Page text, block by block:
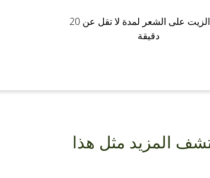
ترك الزيت على الشعر لمدة لا تقل عن 20
دقيقة
المزيد مثل هذا